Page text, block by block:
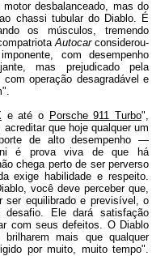
desbalanceado, mas do
chassi tubular do Diablo. É
os músculos, tremendo
Autocarconsiderou-
com desempenho
mas prejudicado pela
operação desagradável e
e até o Porsche 911 Turbo",
que hoje qualquer um
de alto desempenho —
é prova viva de que há
chega perto de ser perverso
exige habilidade e respeito.
você deve perceber que,
ser equilibrado e previsível, o
desafio. Ele dará satisfação
com seus defeitos. O Diablo
mais que qualquer
por muito, muito tempo".